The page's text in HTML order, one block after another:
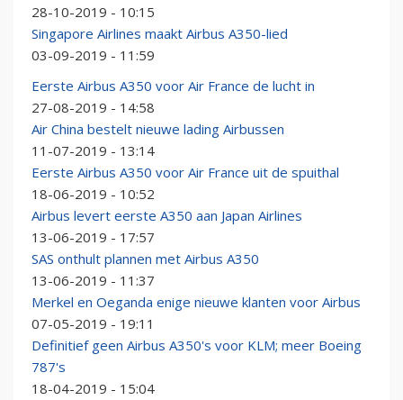
28-10-2019 - 10:15
Singapore Airlines maakt Airbus A350-lied
03-09-2019 - 11:59
Eerste Airbus A350 voor Air France de lucht in
27-08-2019 - 14:58
Air China bestelt nieuwe lading Airbussen
11-07-2019 - 13:14
Eerste Airbus A350 voor Air France uit de spuithal
18-06-2019 - 10:52
Airbus levert eerste A350 aan Japan Airlines
13-06-2019 - 17:57
SAS onthult plannen met Airbus A350
13-06-2019 - 11:37
Merkel en Oeganda enige nieuwe klanten voor Airbus
07-05-2019 - 19:11
Definitief geen Airbus A350's voor KLM; meer Boeing
787's
18-04-2019 - 15:04